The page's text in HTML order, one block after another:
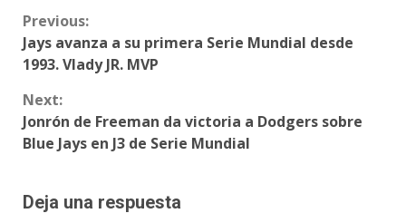
Continue
Reading
Previous:
Jays avanza a su primera Serie Mundial desde
1993. Vlady JR. MVP
Next:
Jonrón de Freeman da victoria a Dodgers sobre
Blue Jays en J3 de Serie Mundial
Deja una respuesta